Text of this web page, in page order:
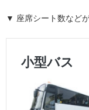
▼ 座席シート数など